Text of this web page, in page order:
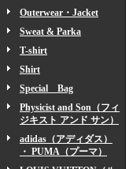
Outerwear・Jacket
Sweat & Parka
T-shirt
Shirt
Special Bag
Physicist and Son（フィ
ジキスト アンド サン）
adidas（アディダス）
・ PUMA（プーマ）